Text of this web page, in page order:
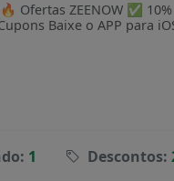
Ofertas ZEENOW ✅
Baixe o APP para
1 Descontos: